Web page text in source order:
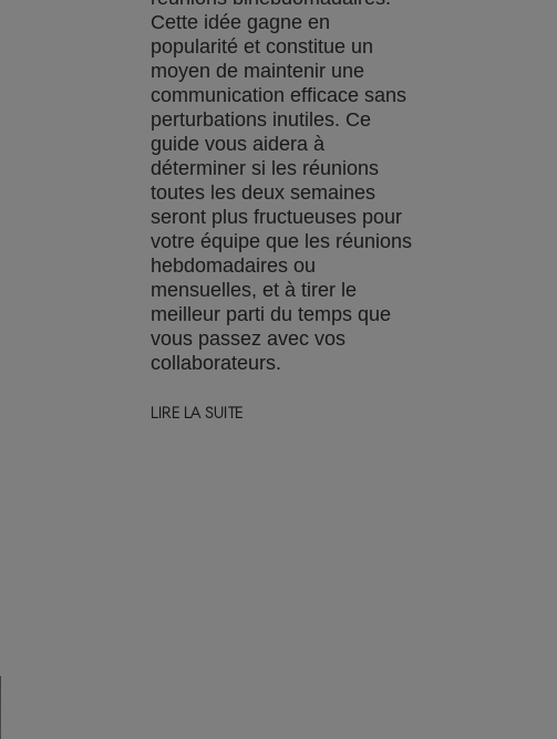
Cette idée gagne en
popularité et constitue un
moyen de maintenir une
communication efficace sans
perturbations inutiles. Ce
guide vous aidera à
déterminer si les réunions
toutes les deux semaines
seront plus fructueuses pour
votre équipe que les réunions
hebdomadaires ou
mensuelles, et à tirer le
meilleur parti du temps que
vous passez avec vos
collaborateurs.
LIRE LA SUITE